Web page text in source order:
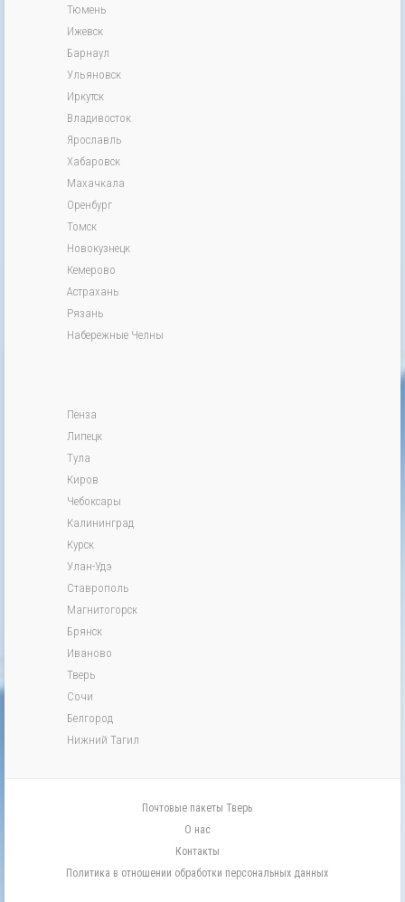
Тюмень
Ижевск
Барнаул
Ульяновск
Иркутск
Владивосток
Ярославль
Хабаровск
Махачкала
Оренбург
Томск
Новокузнецк
Кемерово
Астрахань
Рязань
Набережные Челны
Пенза
Липецк
Тула
Киров
Чебоксары
Калининград
Курск
Улан-Удэ
Ставрополь
Магнитогорск
Брянск
Иваново
Тверь
Сочи
Белгород
Нижний Тагил
Почтовые пакеты Тверь
О нас
Контакты
Политика в отношении обработки персональных данных